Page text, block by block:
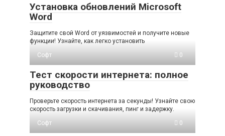
Установка обновлений Microsoft
Word
Защитите свой Word от уязвимостей и получите новые
функции! Узнайте, как легко установить
Софт
0
Тест скорости интернета: полное
руководство
Проверьте скорость интернета за секунды! Узнайте свою
скорость загрузки и скачивания, пинг и задержку.
Софт
0